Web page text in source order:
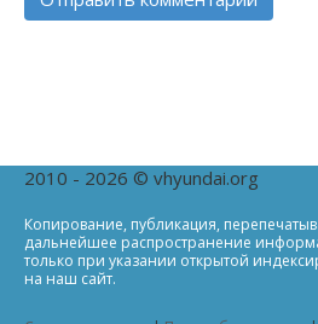
2010 - 2026 © vhyundai.org
Копирование, публикация,
дальнейшее распространение
только при указании открытой
на наш сайт.